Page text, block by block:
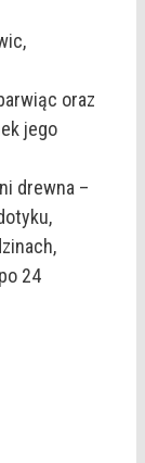
oraz
jego
drewna –
24